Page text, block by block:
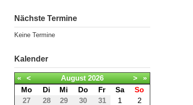
Nächste Termine
Keine Termine
Kalender
« < August 2026 >
»
Mo
Di Mi Do Fr Sa
So
27
28 29 30 31 1
2